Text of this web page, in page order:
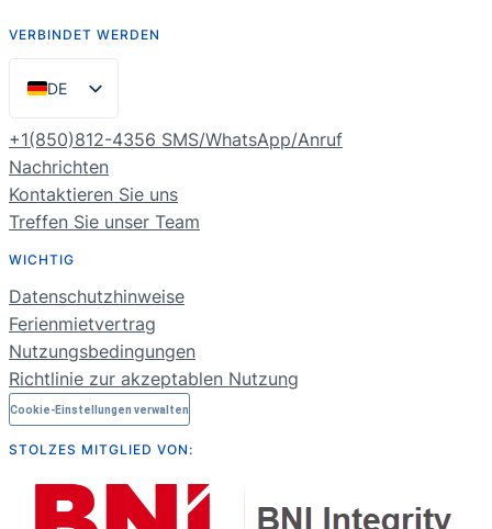
VERBINDET WERDEN
DE
EN
ES
PT
FR
NL
RU
+1(850)812-4356 SMS/WhatsApp/Anruf
Nachrichten
Kontaktieren Sie uns
Treffen Sie unser Team
WICHTIG
Datenschutzhinweise
Ferienmietvertrag
Nutzungsbedingungen
Richtlinie zur akzeptablen Nutzung
Cookie-Einstellungen verwalten
STOLZES MITGLIED VON: